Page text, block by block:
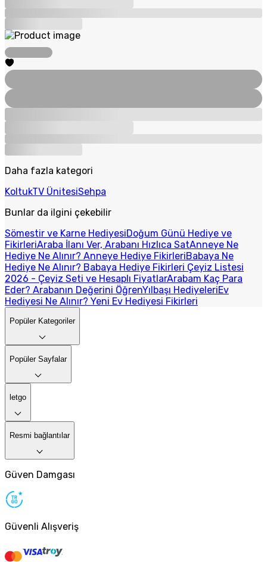
Daha fazla kategori
KoltukTV ÜnitesiSehpa
Bunlar da ilgini çekebilir
Sömestir ve Karne HediyesiDoğum Günü Hediye ve
FikirleriAraba İlanı Ver, Arabanı Hızlıca SatAnneye Ne
Hediye Ne Alınır? Anneye Hediye FikirleriBabaya Ne
Hediye Ne Alınır? Babaya Hediye Fikirleri Çeyiz Listesi
2026 - Çeyiz Seti ve Hesaplı FiyatlarArabam Kaç Para
Eder? Arabanın Değerini ÖğrenYılbaşı HediyeleriEv
Hediyesi Ne Alınır? Yeni Ev Hediyesi Fikirleri
Popüler Kategoriler
Popüler Sayfalar
letgo
Resmi bağlantılar
Güven Damgası
Güvenli Alışveriş